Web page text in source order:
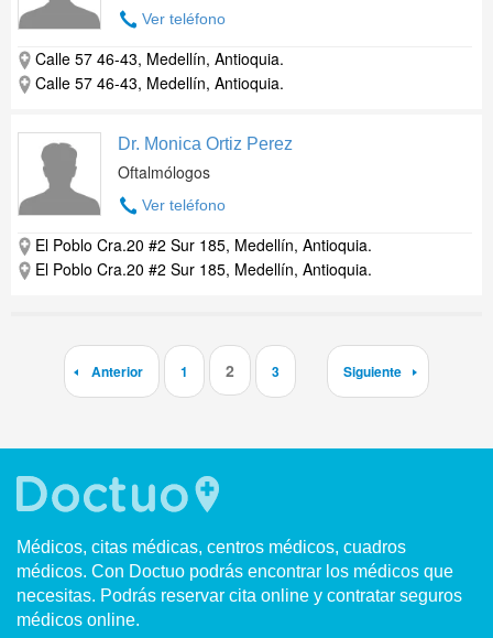
Ver teléfono
Calle 57 46-43, Medellín, Antioquia.
Calle 57 46-43, Medellín, Antioquia.
Dr. Monica Ortiz Perez
Oftalmólogos
Ver teléfono
El Poblo Cra.20 #2 Sur 185, Medellín, Antioquia.
El Poblo Cra.20 #2 Sur 185, Medellín, Antioquia.
Anterior 1 2 3 Siguiente
Médicos, citas médicas, centros médicos, cuadros
médicos. Con Doctuo podrás encontrar los médicos que
necesitas. Podrás reservar cita online y contratar seguros
médicos online.